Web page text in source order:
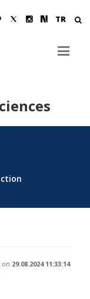
TR
on 29.08.2024 11:33:14